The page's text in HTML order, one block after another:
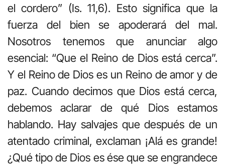
el cordero” (Is. 11,6). Esto significa que la
fuerza del bien se apoderará del mal.
Nosotros tenemos que anunciar algo
esencial: “Que el Reino de Dios está cerca”.
Y el Reino de Dios es un Reino de amor y de
paz. Cuando decimos que Dios está cerca,
debemos aclarar de qué Dios estamos
hablando. Hay salvajes que después de un
atentado criminal, exclaman ¡Alá es grande!
¿Qué tipo de Dios es ése que se engrandece